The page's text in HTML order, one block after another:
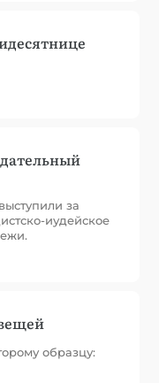
за
иудейское
образцу: